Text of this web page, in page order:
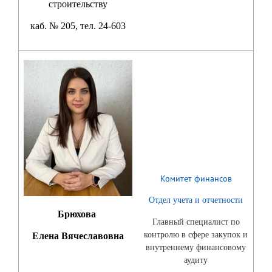
строительству
каб. № 205, тел. 24-603
Брюхова
Елена Вячеславовна
Комитет финансов
Отдел учета и отчетности
Главный специалист по
контролю в сфере закупок и
внутреннему финансовому
аудиту